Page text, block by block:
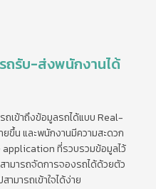
ถรับ-ส่งพนักงานได้
เข้าถึงข้อมูลรถได้แบบ Real-
ขึ้น และพนักงานมีความสะดวก
ที่รวบรวมข้อมูลไว้
ามารถจัดการจองรถได้ด้วยตัว
มารถเข้าใจได้ง่าย